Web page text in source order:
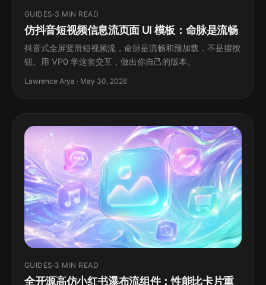
GUIDES ·3 MIN READ
仿抖音短视频信息流页面 UI 模板：命脉是流畅
抖音式全屏竖滑短视频流，命脉是流畅和预加载，不是摆按
钮。用 VP0 学这套交互，做出你自己的版本。
Lawrence Arya · May 30, 2026
GUIDES ·3 MIN READ
全开源高仿小红书瀑布流组件：性能比卡片重